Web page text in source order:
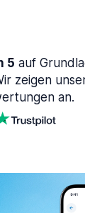
5 auf
zeigen
an.